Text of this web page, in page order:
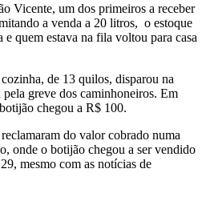
Vicente, um dos primeiros a receber
a venda a 20 litros, o estoque
e quem estava na fila voltou para casa
de 13 quilos, disparou na
greve dos caminhoneiros. Em
chegou a R$ 100.
do valor cobrado numa
onde o botijão chegou a ser vendido
mesmo com as notícias de